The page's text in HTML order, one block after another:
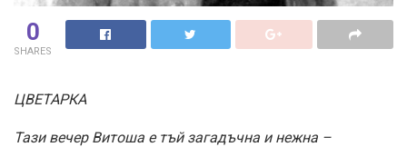
0
SHARES
ЦВЕТАРКА
Тази вечер Витоша е тъй загадъчна и нежна –